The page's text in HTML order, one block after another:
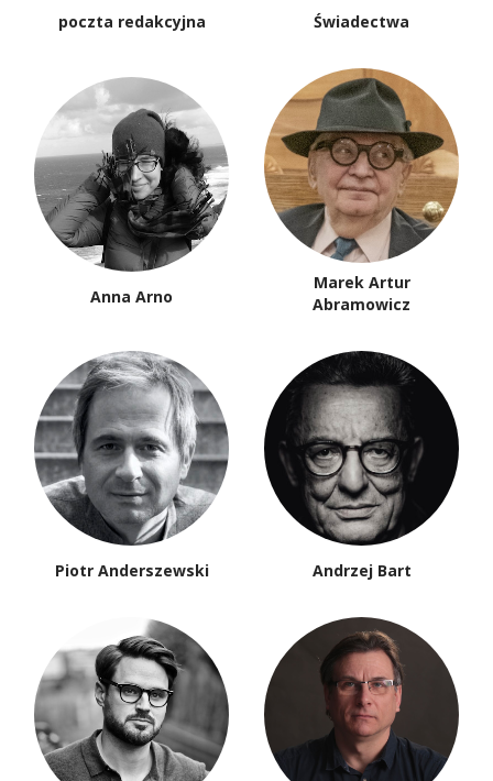
poczta redakcyjna Świadectwa
Anna Arno
Marek Artur
Abramowicz
Piotr Anderszewski Andrzej Bart